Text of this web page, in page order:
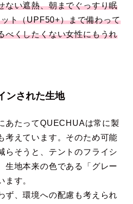
ない遮熱、朝までぐっすり眠
ト（UPF50+）まで備わって
べくしたくない女性にもうれ
ンされた生地
あたってQUECHUAは常に製
考えています。そのため可能
らそうと、テントのフライシ
生地本来の色である「グレー
ます。
ず、環境への配慮も考えられ